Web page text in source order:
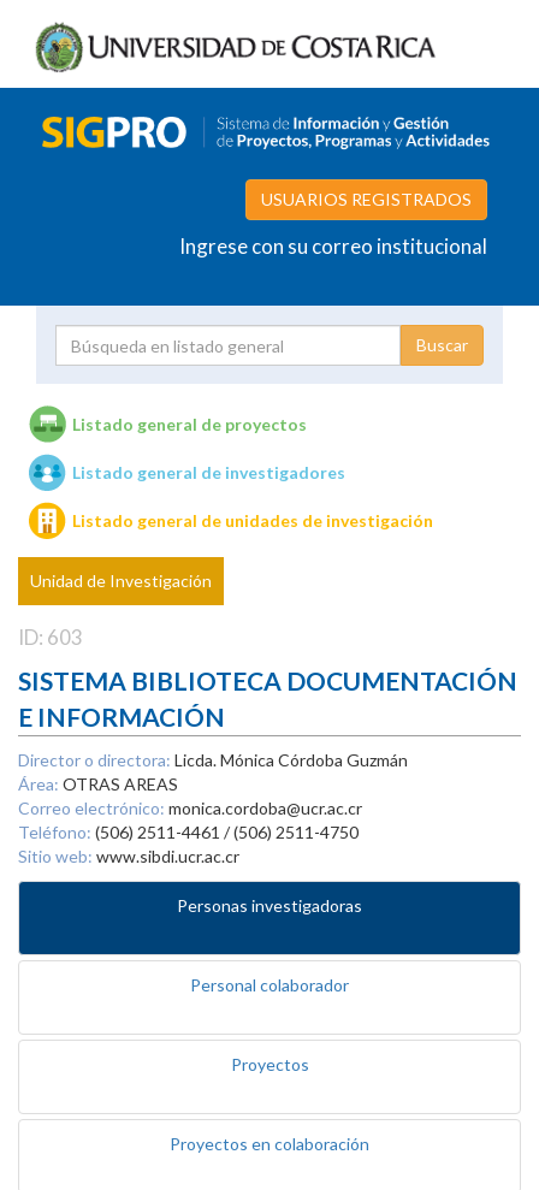
USUARIOS REGISTRADOS
Ingrese con su correo institucional
Unidades de investigación
Listado general de proyectos
Listado general de investigadores
Listado general de unidades de investigación
Unidad de Investigación
ID: 603
SISTEMA BIBLIOTECA DOCUMENTACIÓN
E INFORMACIÓN
Director o directora: Licda. Mónica Córdoba Guzmán
Área: OTRAS AREAS
Correo electrónico: monica.cordoba@ucr.ac.cr
Teléfono: (506) 2511-4461 / (506) 2511-4750
Sitio web: www.sibdi.ucr.ac.cr
Personas investigadoras
Personal colaborador
Proyectos
Proyectos en colaboración